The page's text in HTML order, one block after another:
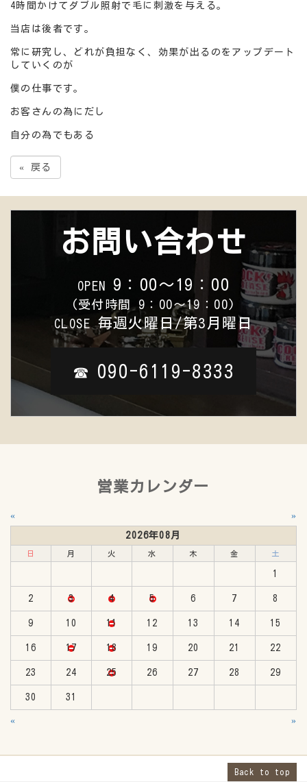
4時間かけてダブル照射で毛に刺激を与える。
当店は後者です。
常に研究し、どれが負担なく、効果が出るのをアップデート
していくのが
僕の仕事です。
お客さんの為にだし
自分の為でもある
« 戻る
お問い合わせ
OPEN 9：00～19：00
(受付時間 9：00～19：00)
CLOSE毎週火曜日/第3月曜日
☎︎ 090-6119-8333
営業カレンダー
« »
2026年08月
日 月 火 水 木 金 土
1
2 3 4 5 6 7 8
9 10 11 12 13 14 15
16 17 18 19 20 21 22
23 24 25 26 27 28 29
30 31
« »
Back to top